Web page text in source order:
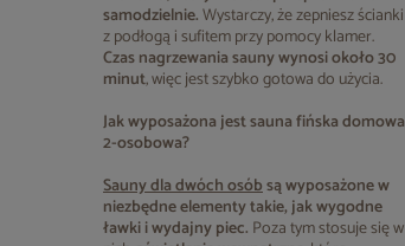
samodzielnie.Wystarczy, że zepniesz ścianki
z podłogą i sufitem przy pomocy klamer.
Czas nagrzewania sauny wynosi około 30
minut, więc jest szybko gotowa do użycia.
Jak wyposażona jest sauna fińska domowa
2-osobowa?
Sauny dla dwóch osóbsą wyposażone w
niezbędne elementy takie, jak wygodne
ławki i wydajny piec. Poza tym stosuje się w